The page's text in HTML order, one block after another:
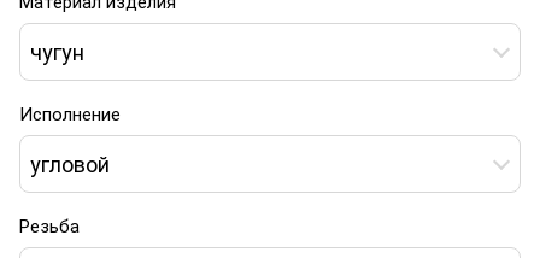
чугун
Исполнение
угловой
Резьба